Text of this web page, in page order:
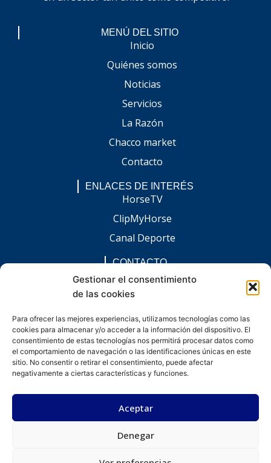
Gestionar el consentimiento
de las cookies
Para ofrecer las mejores experiencias, utilizamos tecnologías como las
cookies para almacenar y/o acceder a la información del dispositivo. El
consentimiento de estas tecnologías nos permitirá procesar datos como
el comportamiento de navegación o las identificaciones únicas en este
sitio. No consentir o retirar el consentimiento, puede afectar
negativamente a ciertas características y funciones.
Aceptar
Denegar
MENÚ DEL SITIO
Inicio
Quiénes somos
Noticias
Servicios
La Razón
Chacco market
Contacto
ENLACES DE INTERÉS
HorseTV
ClipMyHorse
Canal Deporte
CONTACTO
comunicacion@chaccoinfo.com
Presentes en todo el ámbito nacional
F
a
c
e
b
o
I
n
s
t
a
g
L
i
n
k
e
d
i
n
E
n
v
e
l
o
W
h
a
t
s
Desarrollado por kitdigital.dev